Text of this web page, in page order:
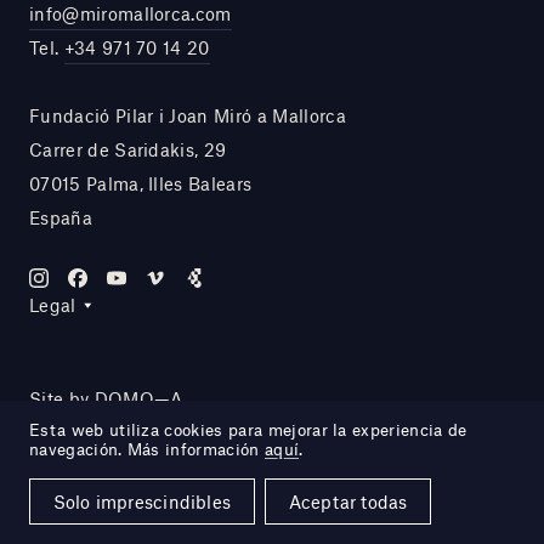
info@miromallorca.com
Tel. +34 971 70 14 20
Fundació Pilar i Joan Miró a Mallorca
Carrer de Saridakis, 29
07015 Palma, Illes Balears
España
Legal
Site by DOMO—A
Esta web utiliza cookies para mejorar la experiencia de
navegación. Más información aquí.
Solo imprescindibles Aceptar todas